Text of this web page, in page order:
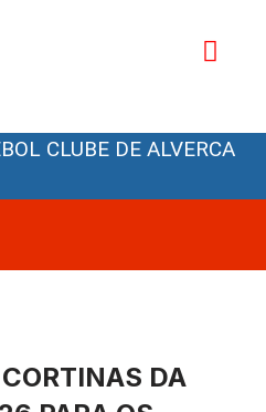
CLUBE DE ALVERCA
DA